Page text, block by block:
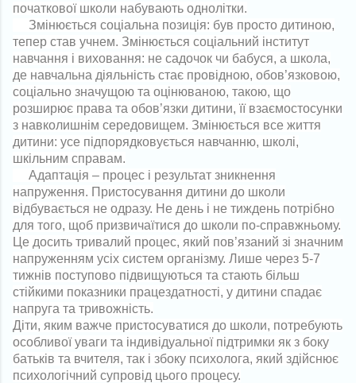
початкової школи набувають однолітки.
Змінюється соціальна позиція: був просто дитиною,
тепер став учнем. Змінюється соціальний інститут
навчання і виховання: не садочок чи бабуся, а школа,
де навчальна діяльність стає провідною, обов’язковою,
соціально значущою та оцінюваною, такою, що
розширює права та обов’язки дитини, її взаємостосунки
з навколишнім середовищем. Змінюється все життя
дитини: усе підпорядковується навчанню, школі,
шкільним справам.
Адаптація – процес і результат зникнення
напруження. Пристосування дитини до школи
відбувається не одразу. Не день і не тиждень потрібно
для того, щоб призвичаїтися до школи по-справжньому.
Це досить тривалий процес, який пов’язаний зі значним
напруженням усіх систем організму. Лише через 5-7
тижнів поступово підвищуються та стають більш
стійкими показники працездатності, у дитини спадає
напруга та тривожність.
Діти, яким важче пристосуватися до школи, потребують
особливої уваги та індивідуальної підтримки як з боку
батьків та вчителя, так і збоку психолога, який здійснює
психологічний cупровід цього процесу.